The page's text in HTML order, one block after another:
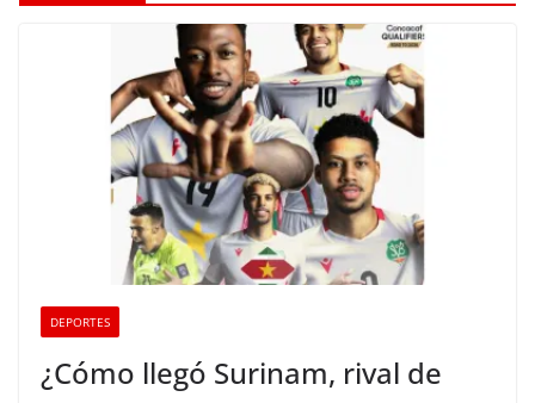
DEPORTES
¿Cómo llegó Surinam, rival de